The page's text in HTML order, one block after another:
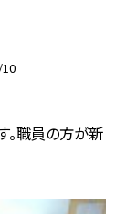
職員の方が新